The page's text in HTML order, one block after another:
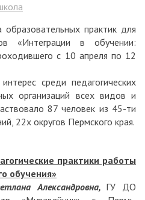
практик для
«Интеграции в обучении:
с 10 апреля по 12
среди педагогических
организаций всех видов и
87 человек из 45-ти
22х округов Пермского края.
практики работы
обучения»
Александровна, ГУ ДО